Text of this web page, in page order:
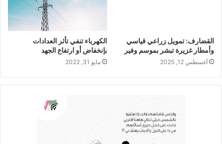
القضارف: تمويل زراعي قياسي
وأمطار غزيرة تبشر بموسم وفير
أغسطس 12, 2025
الكهرباء تنفي تأثر العدادات
بإنخفاض أو ارتفاع الجهد
مايو 31, 2022